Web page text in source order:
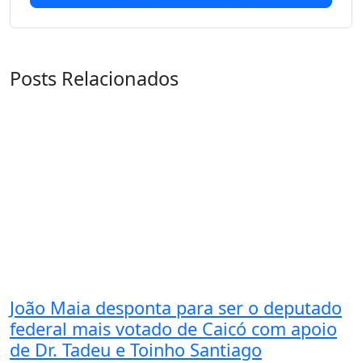
Posts Relacionados
João Maia desponta para ser o deputado
federal mais votado de Caicó com apoio
de Dr. Tadeu e Toinho Santiago